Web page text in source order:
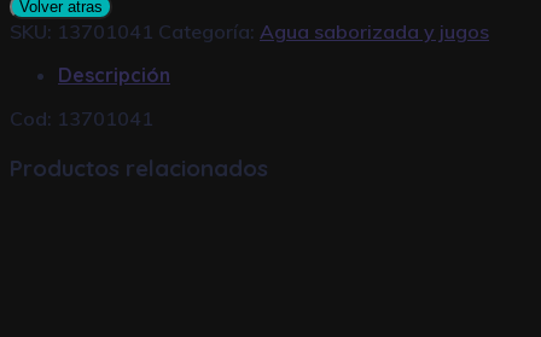
125cc
cantidad
Volver atras
SKU: 13701041 Categoría: Agua saborizada y jugos
Descripción
Cod: 13701041
Productos relacionados